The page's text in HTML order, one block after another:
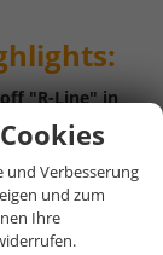
"R-Line" in
in den
und Verbesserung
und zum
Ihre